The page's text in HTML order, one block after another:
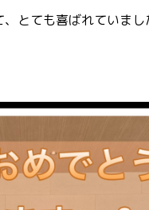
とても喜ばれていまし